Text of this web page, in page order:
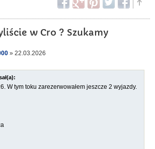
w Cro ? Szukamy
» 22.03.2026
W tym toku zarezerwowałem jeszcze 2 wyjazdy.